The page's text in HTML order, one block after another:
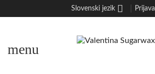
Slovenski jezik Prijava
menu